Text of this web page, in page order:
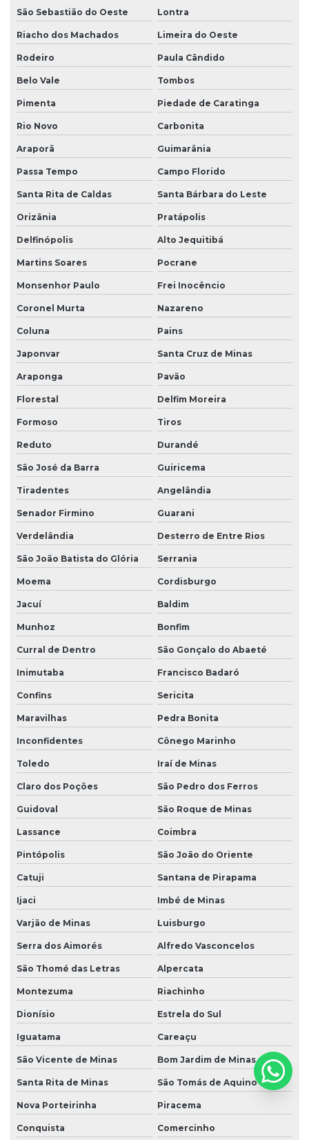
São Sebastião do Oeste Lontra
Riacho dos Machados Limeira do Oeste
Rodeiro Paula Cândido
Belo Vale Tombos
Pimenta Piedade de Caratinga
Rio Novo Carbonita
Araporã Guimarânia
Passa Tempo Campo Florido
Santa Rita de Caldas Santa Bárbara do Leste
Orizânia Pratápolis
Delfinópolis Alto Jequitibá
Martins Soares Pocrane
Monsenhor Paulo Frei Inocêncio
Coronel Murta Nazareno
Coluna Pains
Japonvar Santa Cruz de Minas
Araponga Pavão
Florestal Delfim Moreira
Formoso Tiros
Reduto Durandé
São José da Barra Guiricema
Tiradentes Angelândia
Senador Firmino Guarani
Verdelândia Desterro de Entre Rios
São João Batista do Glória Serrania
Moema Cordisburgo
Jacuí Baldim
Munhoz Bonfim
Curral de Dentro São Gonçalo do Abaeté
Inimutaba Francisco Badaró
Confins Sericita
Maravilhas Pedra Bonita
Inconfidentes Cônego Marinho
Toledo Iraí de Minas
Claro dos Poções São Pedro dos Ferros
Guidoval São Roque de Minas
Lassance Coimbra
Pintópolis São João do Oriente
Catuji Santana de Pirapama
Ijaci Imbé de Minas
Varjão de Minas Luisburgo
Serra dos Aimorés Alfredo Vasconcelos
São Thomé das Letras Alpercata
Montezuma Riachinho
Dionísio Estrela do Sul
Iguatama Careaçu
São Vicente de Minas Bom Jardim de Minas
Santa Rita de Minas São Tomás de Aquino
Nova Porteirinha Piracema
Conquista Comercinho